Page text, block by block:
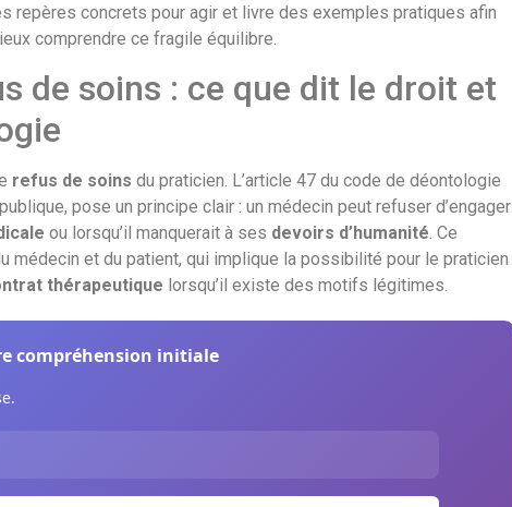
repères concrets pour agir et livre des exemples pratiques afin
comprendre ce fragile équilibre.
de soins : ce que dit le droit et
refus de soins du praticien. L’article 47 du code de déontologie
pose un principe clair : un médecin peut refuser d’engager
ou lorsqu’il manquerait à ses devoirs d’humanité. Ce
médecin et du patient, qui implique la possibilité pour le praticien
thérapeutique lorsqu’il existe des motifs légitimes.
compréhension initiale